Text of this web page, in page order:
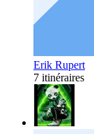
Erik Rupert
7 itinéraires